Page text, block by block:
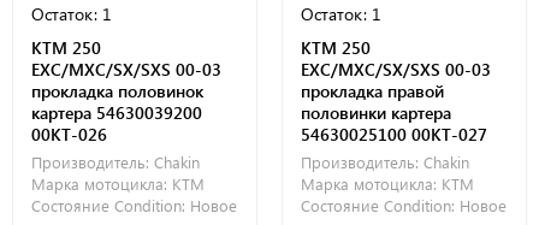
Остаток: 1
KTM 250
EXC/MXC/SX/SXS 00-03
прокладка половинок
картера 54630039200
00KT-026
Производитель: Chakin
Марка мотоцикла: KTM
Состояние Condition: Новое
Остаток: 1
KTM 250
EXC/MXC/SX/SXS 00-03
прокладка правой
половинки картера
54630025100 00KT-027
Производитель: Chakin
Марка мотоцикла: KTM
Состояние Condition: Новое